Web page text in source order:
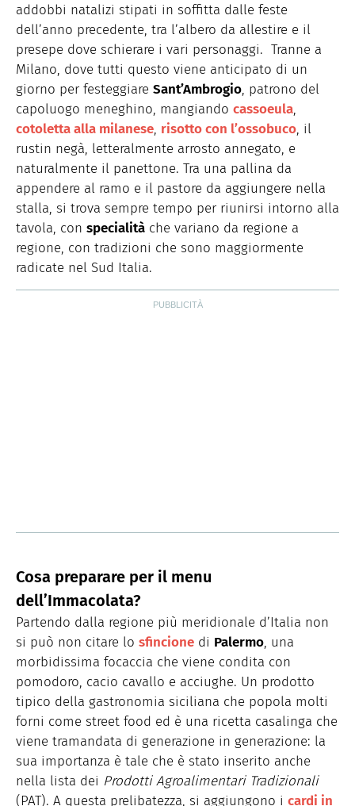
addobbi natalizi stipati in soffitta dalle feste
dell’anno precedente, tra l’albero da allestire e il
presepe dove schierare i vari personaggi. Tranne a
Milano, dove tutti questo viene anticipato di un
giorno per festeggiare Sant’Ambrogio, patrono del
capoluogo meneghino, mangiando cassoeula,
cotoletta alla milanese, risotto con l’ossobuco, il
rustin negà, letteralmente arrosto annegato, e
naturalmente il panettone. Tra una pallina da
appendere al ramo e il pastore da aggiungere nella
stalla, si trova sempre tempo per riunirsi intorno alla
tavola, con specialità che variano da regione a
regione, con tradizioni che sono maggiormente
radicate nel Sud Italia.
Cosa preparare per il menu
dell’Immacolata?
Partendo dalla regione più meridionale d’Italia non
si può non citare lo sfincione di Palermo, una
morbidissima focaccia che viene condita con
pomodoro, cacio cavallo e acciughe. Un prodotto
tipico della gastronomia siciliana che popola molti
forni come street food ed è una ricetta casalinga che
viene tramandata di generazione in generazione: la
sua importanza è tale che è stato inserito anche
nella lista dei Prodotti Agroalimentari Tradizionali
(PAT). A questa prelibatezza, si aggiungono i cardi in